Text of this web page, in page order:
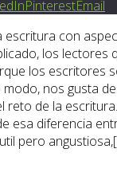
PinterestEmail
escritura con
los lectores
los escritores
nos gusta
reto de la
esa diferencia
pero